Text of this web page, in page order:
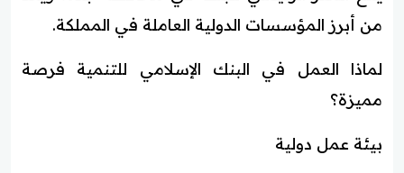
من أبرز المؤسسات الدولية العاملة في المملكة.
لماذا العمل في البنك الإسلامي للتنمية فرصة
مميزة؟
بيئة عمل دولية